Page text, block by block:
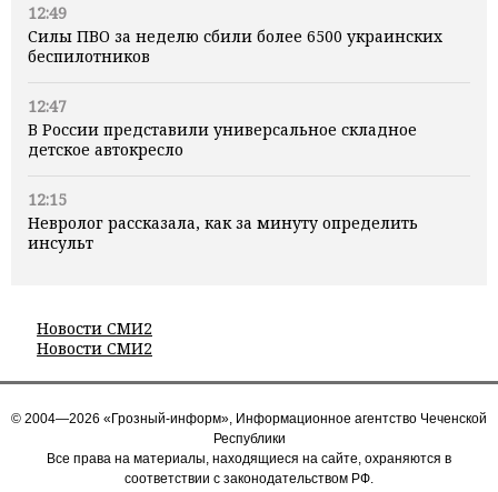
12:49
Силы ПВО за неделю сбили более 6500 украинских
беспилотников
12:47
В России представили универсальное складное
детское автокресло
12:15
Невролог рассказала, как за минуту определить
инсульт
Новости СМИ2
Новости СМИ2
© 2004—2026 «Грозный-информ», Информационное агентство Чеченской
Республики
Все права на материалы, находящиеся на сайте, охраняются в
соответствии с законодательством РФ.